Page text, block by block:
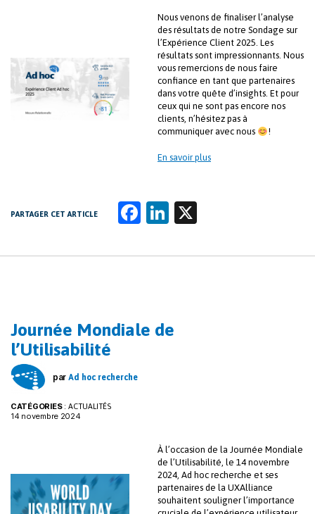
Nous venons de finaliser l’analyse
des résultats de notre Sondage sur
l’Expérience Client 2025. Les
résultats sont impressionnants. Nous
vous remercions de nous faire
confiance en tant que partenaires
dans votre quête d’insights. Et pour
ceux qui ne sont pas encore nos
clients, n’hésitez pas à
communiquer avec nous
!
En savoir plus
PARTAGER CET ARTICLE
Fa
b
k
Li
k
n
Journée Mondiale de
l’Utilisabilité
par Ad hoc recherche
CATÉGORIES: ACTUALITÉS
14 novembre 2024
À l’occasion de la Journée Mondiale
de l’Utilisabilité, le 14 novembre
2024, Ad hoc recherche et ses
partenaires de la UXAlliance
souhaitent souligner l’importance